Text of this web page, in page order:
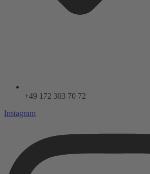
+49 172 303 70 72
Instagram